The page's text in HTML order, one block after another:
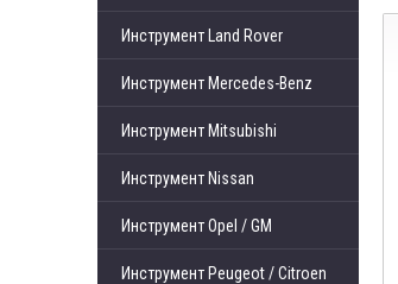
Инструмент Land Rover
Инструмент Mercedes-Benz
Инструмент Mitsubishi
Инструмент Nissan
Инструмент Opel / GM
Инструмент Peugeot / Citroen